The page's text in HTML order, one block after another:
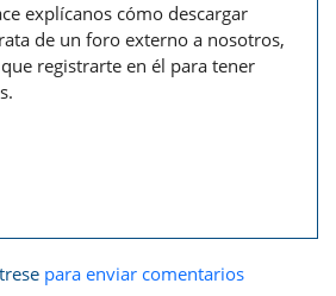
explícanos cómo descargar
de un foro externo a nosotros,
registrarte en él para tener
para enviar comentarios